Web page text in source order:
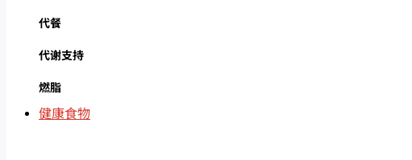
代餐
代谢支持
燃脂
健康食物